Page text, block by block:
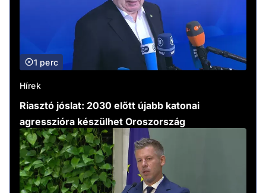
1 perc
Hírek
Riasztó jóslat: 2030 előtt újabb katonai
agresszióra készülhet Oroszország